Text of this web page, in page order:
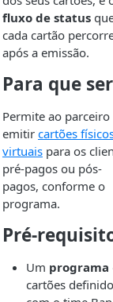
fluxo de status
cada cartão
após a emissão.
Para que
Permite ao parceiro
emitir cartões
virtuais para os
pré-pagos ou pós-
pagos, conforme o
programa.
Pré-
Um programa
cartões definido